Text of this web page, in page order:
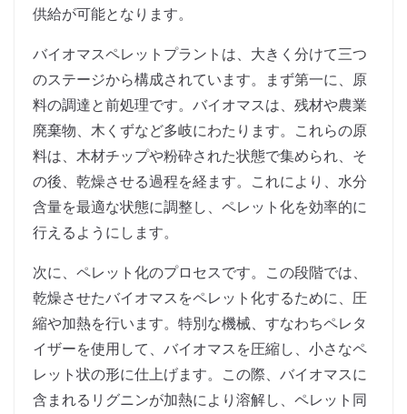
供給が可能となります。
バイオマスペレットプラントは、大きく分けて三つ
のステージから構成されています。まず第一に、原
料の調達と前処理です。バイオマスは、残材や農業
廃棄物、木くずなど多岐にわたります。これらの原
料は、木材チップや粉砕された状態で集められ、そ
の後、乾燥させる過程を経ます。これにより、水分
含量を最適な状態に調整し、ペレット化を効率的に
行えるようにします。
次に、ペレット化のプロセスです。この段階では、
乾燥させたバイオマスをペレット化するために、圧
縮や加熱を行います。特別な機械、すなわちペレタ
イザーを使用して、バイオマスを圧縮し、小さなペ
レット状の形に仕上げます。この際、バイオマスに
含まれるリグニンが加熱により溶解し、ペレット同